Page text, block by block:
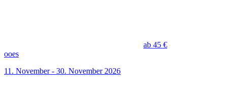
ab 45 €
ooes
11. November - 30. November 2026